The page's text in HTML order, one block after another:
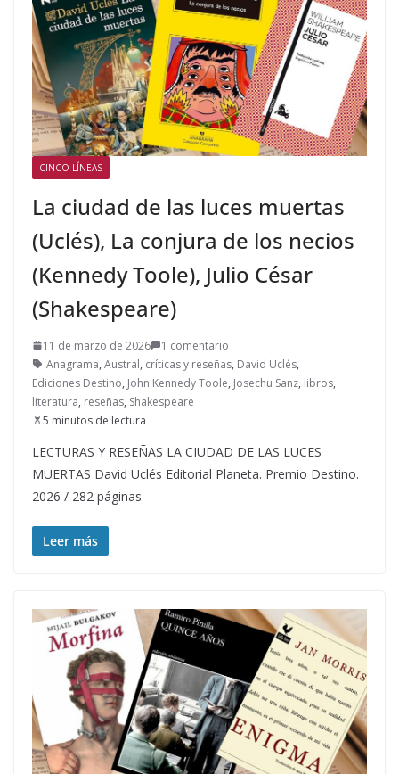
CINCO LÍNEAS
La ciudad de las luces muertas
(Uclés), La conjura de los necios
(Kennedy Toole), Julio César
(Shakespeare)
11 de marzo de 2026
1 comentario
Anagrama, Austral, críticas y reseñas, David Uclés,
Ediciones Destino, John Kennedy Toole, Josechu Sanz, libros,
literatura, reseñas, Shakespeare
5 minutos de lectura
LECTURAS Y RESEÑAS LA CIUDAD DE LAS LUCES
MUERTAS David Uclés Editorial Planeta. Premio Destino.
2026 / 282 páginas –
Leer más